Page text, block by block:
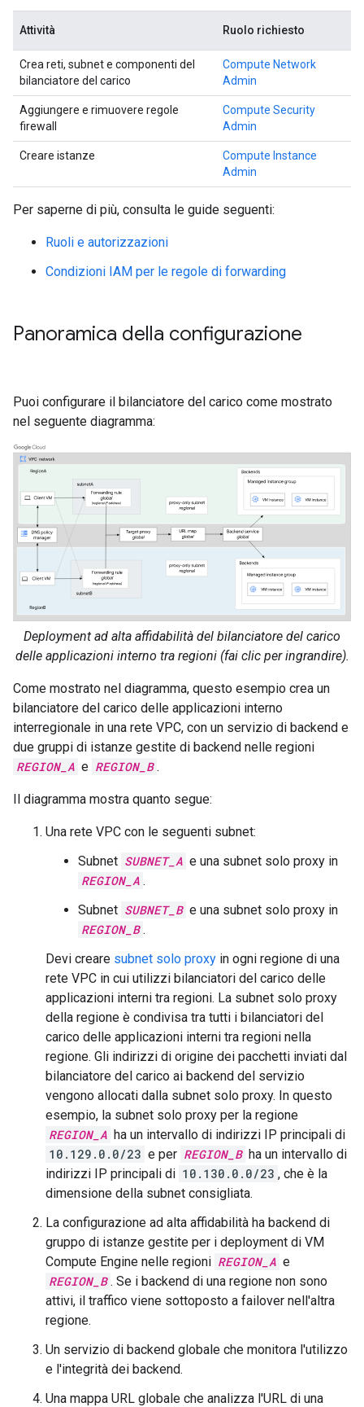
Attività Ruolo richiesto
Crea reti, subnet e componenti del
bilanciatore del carico
Compute Network
Admin
Aggiungere e rimuovere regole
firewall
Compute Security
Admin
Creare istanze
Compute Instance
Admin
Per saperne di più, consulta le guide seguenti:
Ruoli e autorizzazioni
Condizioni IAM per le regole di forwarding
Panoramica della configurazione
Puoi configurare il bilanciatore del carico come mostrato
nel seguente diagramma:
Deployment ad alta affidabilità del bilanciatore del carico
delle applicazioni interno tra regioni (fai clic per ingrandire).
Come mostrato nel diagramma, questo esempio crea un
bilanciatore del carico delle applicazioni interno
interregionale in una rete VPC, con un servizio di backend e
due gruppi di istanze gestite di backend nelle regioni
REGION_A e REGION_B .
Il diagramma mostra quanto segue:
Una rete VPC con le seguenti subnet:
Subnet SUBNET_A e una subnet solo proxy in
REGION_A .
Subnet SUBNET_B e una subnet solo proxy in
REGION_B .
Devi creare subnet solo proxy in ogni regione di una
rete VPC in cui utilizzi bilanciatori del carico delle
applicazioni interni tra regioni. La subnet solo proxy
della regione è condivisa tra tutti i bilanciatori del
carico delle applicazioni interni tra regioni nella
regione. Gli indirizzi di origine dei pacchetti inviati dal
bilanciatore del carico ai backend del servizio
vengono allocati dalla subnet solo proxy. In questo
esempio, la subnet solo proxy per la regione
REGION_A ha un intervallo di indirizzi IP principali di
10.129.0.0/23 e per REGION_B ha un intervallo di
indirizzi IP principali di 10.130.0.0/23 , che è la
dimensione della subnet consigliata.
La configurazione ad alta affidabilità ha backend di
gruppo di istanze gestite per i deployment di VM
Compute Engine nelle regioni REGION_A e
REGION_B . Se i backend di una regione non sono
attivi, il traffico viene sottoposto a failover nell'altra
regione.
Un servizio di backend globale che monitora l'utilizzo
e l'integrità dei backend.
Una mappa URL globale che analizza l'URL di una